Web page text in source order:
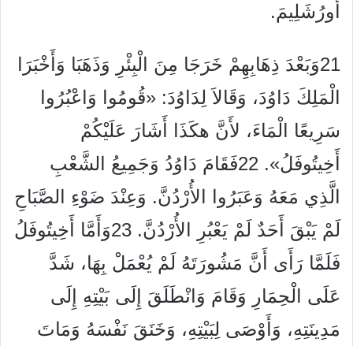
أُورُشَلِيمَ.
21وَبَعْدَ ذِهَابِهِمْ خَرَجَا مِنَ الْبِئْرِ وَذَهَبَا وَأَخْبَرَا
الْمَلِكَ دَاوُدَ، وَقَالاَ لِدَاوُدَ: «قُومُوا وَاعْبُرُوا
سَرِيعًا الْمَاءَ، لأَنَّ هكَذَا أَشَارَ عَلَيْكُمْ
أَخِيتُوفَلُ». 22فَقَامَ دَاوُدُ وَجَمِيعُ الشَّعْبِ
الَّذِي مَعَهُ وَعَبَرُوا الأُرْدُنَّ. وَعِنْدَ ضَوْءِ الصَّبَاحِ
لَمْ يَبْقَ أَحَدٌ لَمْ يَعْبُرِ الأُرْدُنَّ. 23وَأَمَّا أَخِيتُوفَلُ
فَلَمَّا رَأَى أَنَّ مَشُورَتَهُ لَمْ يُعْمَلْ بِهَا، شَدَّ
عَلَى الْحِمَارِ وَقَامَ وَانْطَلَقَ إِلَى بَيْتِهِ إِلَى
مَدِينَتِهِ، وَأَوْصَى لِبَيْتِهِ، وَخَنَقَ نَفْسَهُ وَمَاتَ